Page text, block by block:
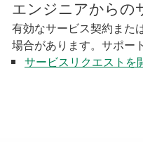
エンジニアからの
有効なサービス契約また
場合があります。サポー
サービスリクエストを